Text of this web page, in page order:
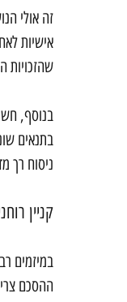
זה אולי
אישיות
שהזכויות
בנוסף,
בתנאים
ניסוח רך
קניין
במיזמים
ההסכם